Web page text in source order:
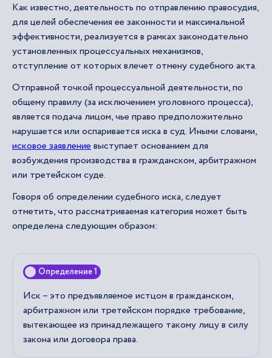
Как известно, деятельность по отправлению правосудия,
для целей обеспечения ее законности и максимальной
эффективности, реализуется в рамках законодательно
установленных процессуальных механизмов,
отступление от которых влечет отмену судебного акта.
Отправной точкой процессуальной деятельности, по
общему правилу (за исключением уголовного процесса),
является подача лицом, чье право предположительно
нарушается или оспаривается иска в суд. Иными словами,
исковое заявлениевыступает основанием для
возбуждения производства в гражданском, арбитражном
или третейском суде.
Говоря об определении судебного иска, следует
отметить, что рассматриваемая категория может быть
определена следующим образом:
Определение 1
Иск – это предъявляемое истцом в гражданском,
арбитражном или третейском порядке требование,
вытекающее из принадлежащего такому лицу в силу
закона или договора права.